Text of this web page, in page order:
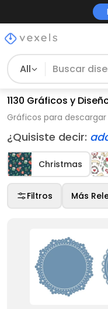
All
1130 Gráficos y
Gráficos para
¿Quisiste decir:
Christmas
Filtros Más